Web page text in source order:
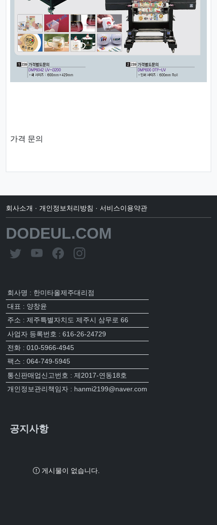
가격 문의
회사소개 · 개인정보처리방침 · 서비스이용약관
DODEUL.COM
회사명 : 한미타올제주대리점
대표 : 양창윤
주소 : 제주특별자치도 제주시 삼무로 66
사업자 등록번호 : 616-26-24729
전화 : 010-5966-4945
팩스 : 064-749-5945
통신판매업신고번호 : 제2017-연동18호
개인정보관리책임자 : hanmi2199@naver.com
공지사항
게시물이 없습니다.